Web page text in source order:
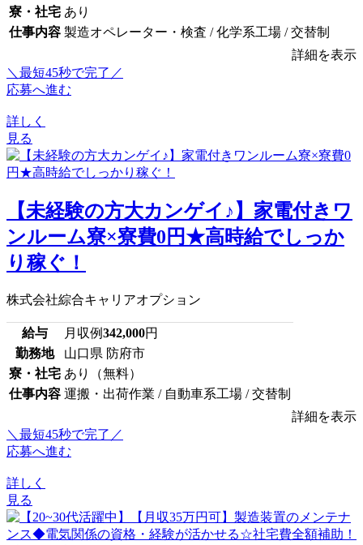
寮・社宅 あり
仕事内容 製造オペレーター・検査 / 化学系工場 / 交替制
詳細を表示
＼最短45秒で完了／
応募へ進む
詳しく
見る
【未経験の方大カンゲイ♪】家電付きワ
ンルーム寮×寮費0円★高時給でしっか
り稼ぐ！
株式会社綜合キャリアオプション
給与 月収例342,000円
勤務地
山口県 防府市
寮・社宅 あり（無料）
仕事内容 運搬・出荷作業 / 自動車系工場 / 交替制
詳細を表示
＼最短45秒で完了／
応募へ進む
詳しく
見る